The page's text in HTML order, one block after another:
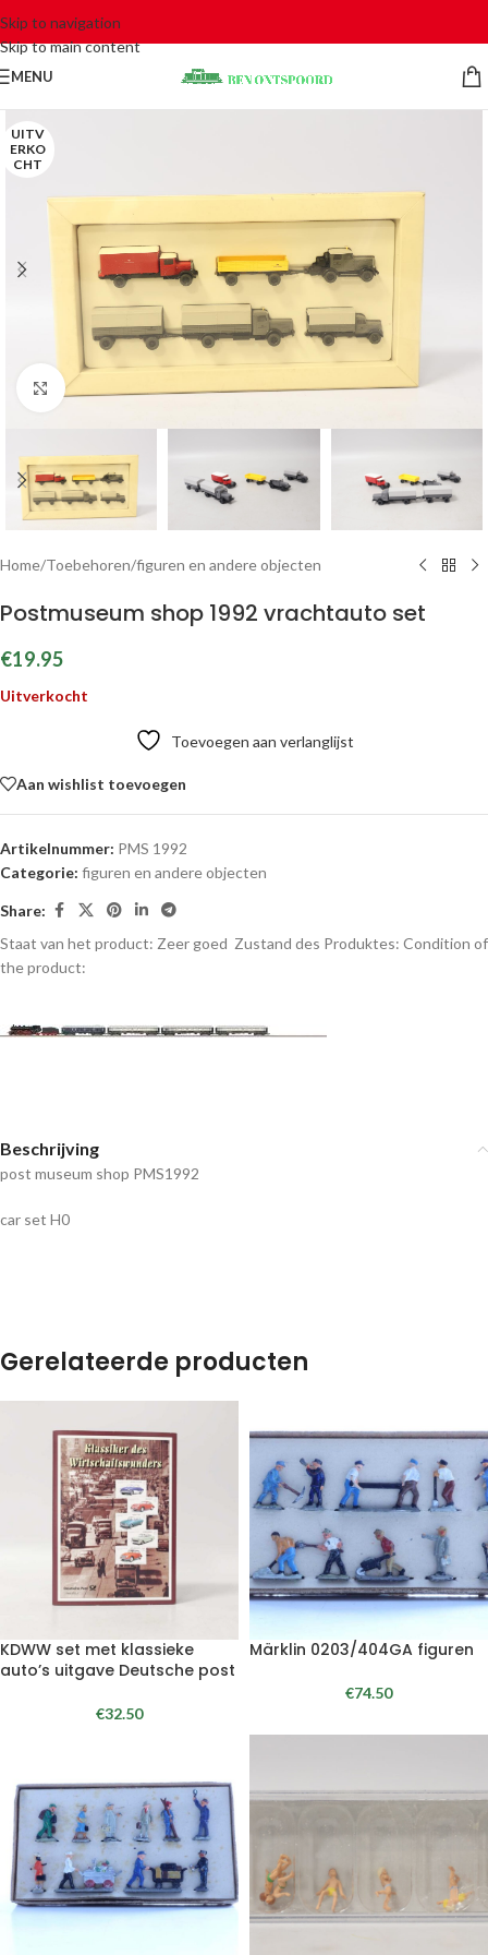
Skip to navigation
Skip to main content
MENU
UITV
ERKO
CHT
Click to enlarge
Home/Toebehoren/figuren en andere objecten
Postmuseum shop 1992 vrachtauto set
€19.95
Uitverkocht
Toevoegen aan verlanglijst
Aan wishlist toevoegen
Artikelnummer: PMS 1992
Categorie: figuren en andere objecten
Share:
Staat van het product: Zeer goed Zustand des Produktes: Condition of
the product:
Beschrijving
post museum shop PMS1992
car set H0
Gerelateerde producten
KDWW set met klassieke
auto’s uitgave Deutsche post
€32.50
Märklin 0203/404GA figuren
€74.50